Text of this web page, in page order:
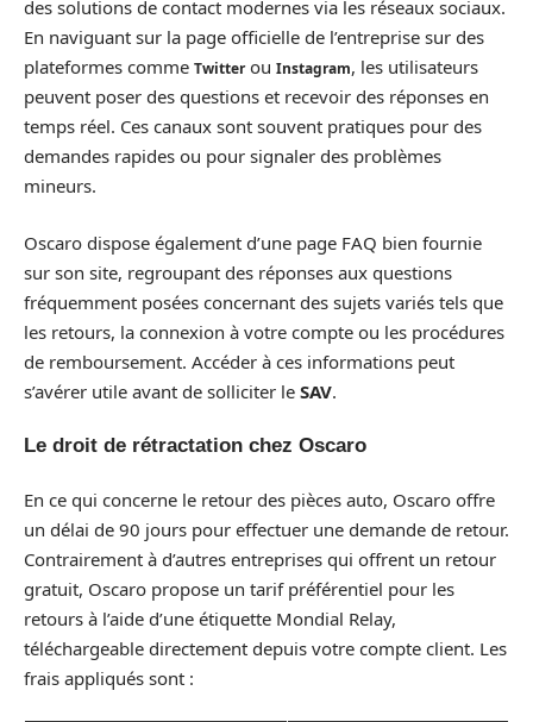
des solutions de contact modernes via les réseaux sociaux.
En naviguant sur la page officielle de l’entreprise sur des
plateformes comme Twitterou Instagram, les utilisateurs
peuvent poser des questions et recevoir des réponses en
temps réel. Ces canaux sont souvent pratiques pour des
demandes rapides ou pour signaler des problèmes
mineurs.
Oscaro dispose également d’une page FAQ bien fournie
sur son site, regroupant des réponses aux questions
fréquemment posées concernant des sujets variés tels que
les retours, la connexion à votre compte ou les procédures
de remboursement. Accéder à ces informations peut
s’avérer utile avant de solliciter le SAV.
Le droit de rétractation chez Oscaro
En ce qui concerne le retour des pièces auto, Oscaro offre
un délai de 90 jours pour effectuer une demande de retour.
Contrairement à d’autres entreprises qui offrent un retour
gratuit, Oscaro propose un tarif préférentiel pour les
retours à l’aide d’une étiquette Mondial Relay,
téléchargeable directement depuis votre compte client. Les
frais appliqués sont :